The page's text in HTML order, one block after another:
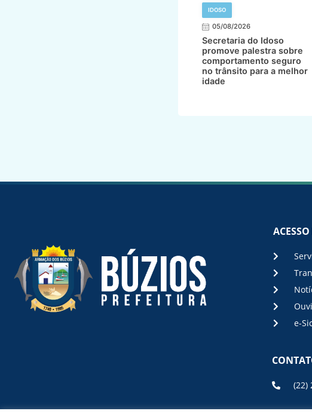
IDOSO
05/08/2026
Secretaria do Idoso
promove palestra sobre
comportamento seguro
no trânsito para a melhor
idade
e-Sic
(22)